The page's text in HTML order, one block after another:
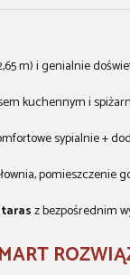
m) i genialnie
kuchennym i
sypialnie +
pomieszczenie
z bezpośrednim